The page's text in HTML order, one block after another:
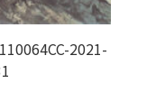
2021-